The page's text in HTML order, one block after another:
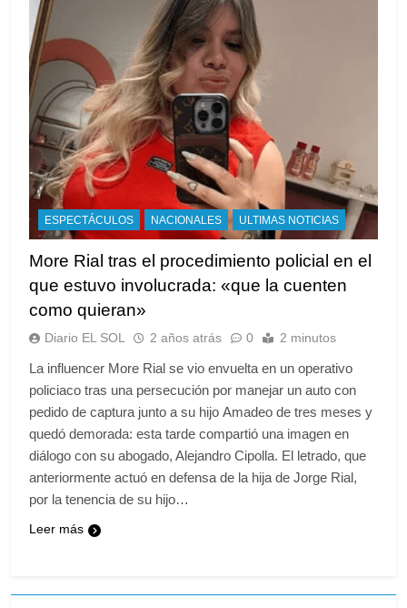
ESPECTÁCULOS NACIONALES ULTIMAS NOTICIAS
More Rial tras el procedimiento policial en el
que estuvo involucrada: «que la cuenten
como quieran»
Diario EL SOL 2 años atrás 0 2 minutos
La influencer More Rial se vio envuelta en un operativo
policiaco tras una persecución por manejar un auto con
pedido de captura junto a su hijo Amadeo de tres meses y
quedó demorada: esta tarde compartió una imagen en
diálogo con su abogado, Alejandro Cipolla. El letrado, que
anteriormente actuó en defensa de la hija de Jorge Rial,
por la tenencia de su hijo…
Leer más